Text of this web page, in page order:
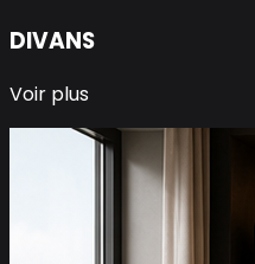
DIVANS
Voir plus